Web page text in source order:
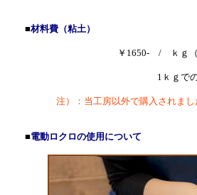
■材料費（粘土）
￥1650- / ｋｇ（
1ｋｇで
注）：当工房以外で購入されま
■電動ロクロの使用について